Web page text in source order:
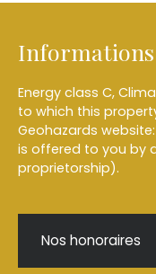
Energy class C,
to which this
Geohazards
is offered to you by
proprietorship).
Nos honoraires